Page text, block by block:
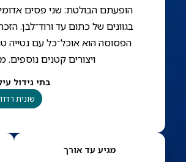
הופעתם הבולטת: שני פסים
בגוונים של כתום עד ורוד־לבן.
הפסוסה הוא אוכל־כל עם נטייה
ויצורים קטנים נוספים.
בתי גידול
שונית
מגיע עד אורך